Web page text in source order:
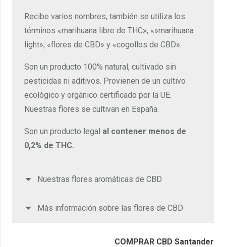
Recibe varios nombres, también se utiliza los
términos «marihuana libre de THC», «»marihuana
light», «flores de CBD» y «cogollos de CBD».
Son un producto 100% natural, cultivado sin
pesticidas ni aditivos. Provienen de un cultivo
ecológico y orgánico certificado por la UE.
Nuestras flores se cultivan en España.
Son un producto legal al contener menos de
0,2% de THC.
Nuestras flores aromáticas de CBD
Más información sobre las flores de CBD
COMPRAR CBD Santander